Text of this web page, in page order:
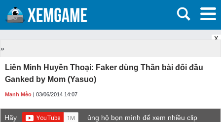
X
»
Liên Minh Huyền Thoại: Faker dùng Thần bài đối đầu
Ganked by Mom (Yasuo)
Mạnh Mèo | 03/06/2014 14:07
Hãy
ủng hộ bọn mình để xem nhiều clip